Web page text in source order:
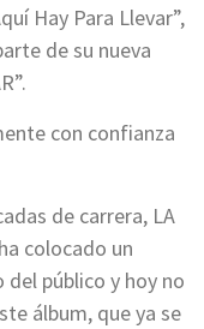
Hay Para Llevar”,
de su nueva
con confianza
de carrera, LA
colocado un
público y hoy no
álbum, que ya se